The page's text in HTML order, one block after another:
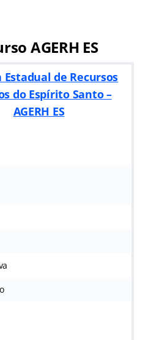
AGERH ES
Estadual de Recursos
do Espírito Santo –
AGERH ES